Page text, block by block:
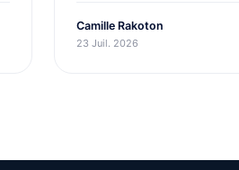
Camille Rakoton
23 Juil. 2026